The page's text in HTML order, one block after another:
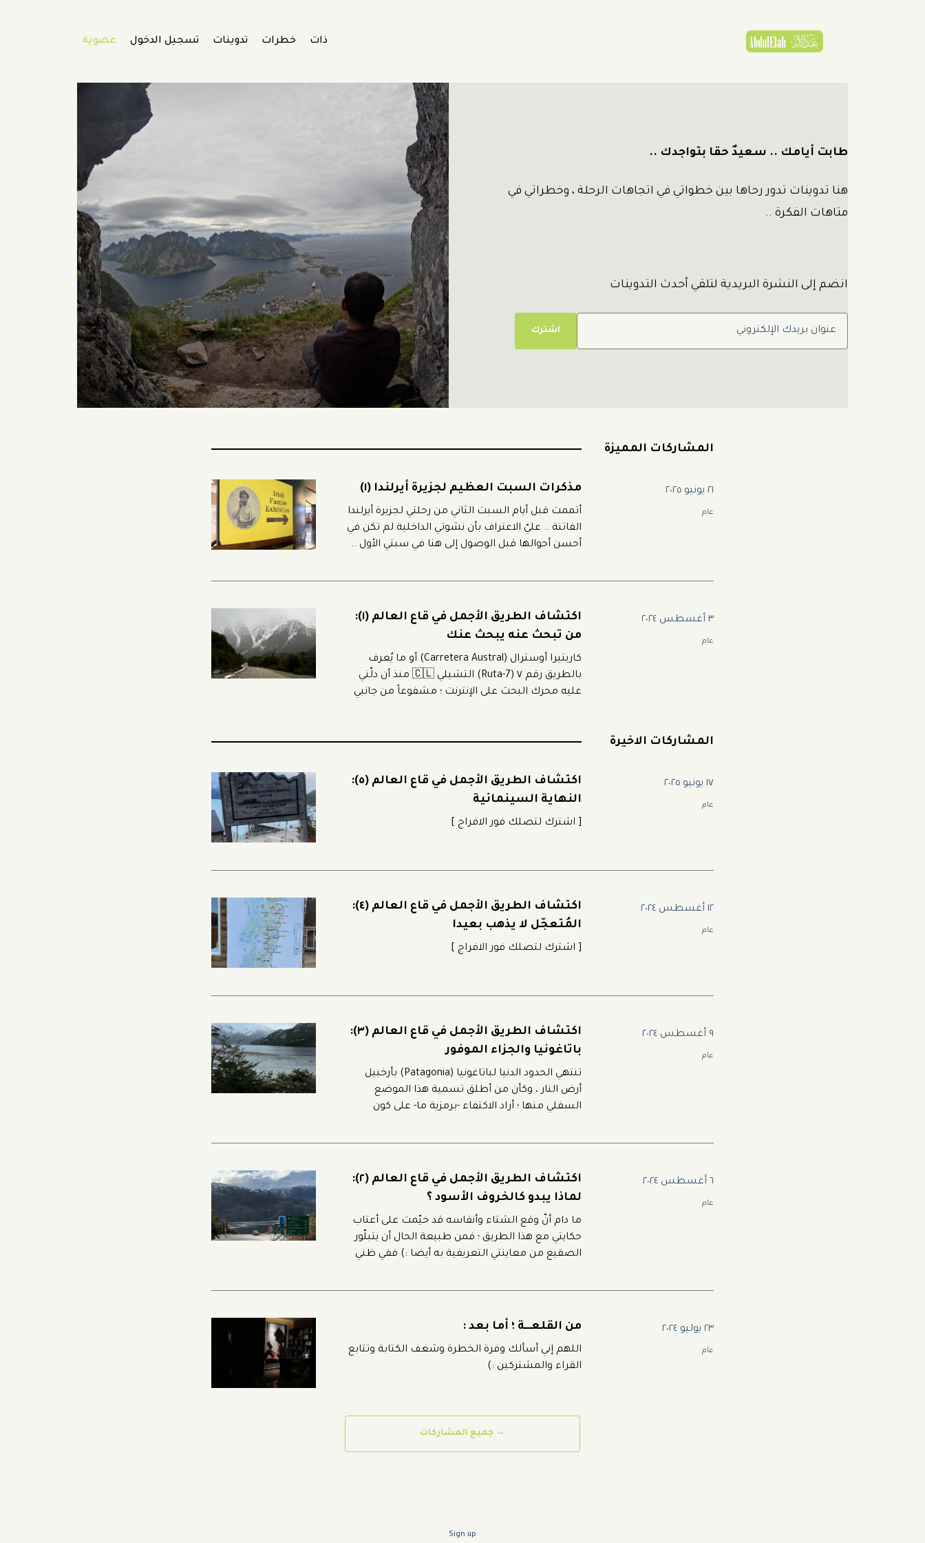
ذات خطرات تدوينات تسجيل الدخول عضوية
طابت أيامك .. سعيدٌ حقا بتواجدك ..
هنا تدوينات تدور رحاها بين خطواتي في اتجاهات الرحلة ، وخطراتي في
متاهات الفكرة ..
انضم إلى النشرة البريدية لتلقي أحدث التدوينات
عنوان بريدك الإلكتروني
اشترك
المشاركات المميزة
٢١ يونيو ٢٠٢٥
عام
مذكرات السبت العظيم لجزيرة أيرلندا (١)
أتممت قبل أيام السبت الثاني من رحلتي لجزيرة أيرلندا
الفاتنة .. عليّ الاعتراف بأن نشوتي الداخلية لم تكن في
أحسن أحوالها قبل الوصول إلى هنا في سبتي الأول ..
إثارة نوازع التوق الكامنة بي تجاهها ، والتي تنبعث من
٣ أغسطس ٢٠٢٤
عام
اكتشاف الطريق الأجمل في قاع العالم (١):
من تبحث عنه يبحث عنك
كاريتيرا أوسترال (Carretera Austral) أو ما يُعرف
بالطريق رقم ٧ (Ruta-7) التشيلي 🇨🇱 منذ أن دلّني
عليه محرك البحث على الإنترنت ؛ مشفوعاً من جانبي
انتهجه في العديد من رحلات سياحتي على هذه الأرض ،
المشاركات الاخيرة
١٧ يونيو ٢٠٢٥
عام
اكتشاف الطريق الأجمل في قاع العالم (٥):
النهاية السينمائية
[ اشترك لتصلك فور الافراج ]
١٢ أغسطس ٢٠٢٤
عام
اكتشاف الطريق الأجمل في قاع العالم (٤):
المُتعجّل لا يذهب بعيدا
[ اشترك لتصلك فور الافراج ]
٩ أغسطس ٢٠٢٤
عام
اكتشاف الطريق الأجمل في قاع العالم (٣):
باتاغونيا والجزاء الموفور
تنتهي الحدود الدنيا لباتاغونيا (Patagonia) بأرخبيل
أرض النار ، وكأن من أطلق تسمية هذا الموضع
السفلي منها ؛ أراد الاكتفاء -برمزية ما- على كون
جسد الأرض ؛ كأبدان مستوطنيها الآوائل الذين
٦ أغسطس ٢٠٢٤
عام
اكتشاف الطريق الأجمل في قاع العالم (٢):
لماذا يبدو كالخروف الأسود ؟
ما دام أنّ وقع الشتاء وأنفاسه قد خيّمت على أعتاب
حكايتي مع هذا الطريق ؛ فمن طبيعة الحال أن يتبلّور
الصقيع من معاينتي التعريفية به أيضا :) ففي ظني
٢٣ يوليو ٢٠٢٤
عام
من القلعـــة ؛ أما بعد :
اللهم إني أسألك وفرة الخطرة وشغف الكتابة وتتابع
القراء والمشتركين :)
→ جميع المشاركات
Sign up